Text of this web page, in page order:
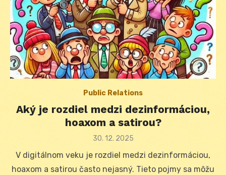
Public Relations
Aký je rozdiel medzi dezinformáciou,
hoaxom a satirou?
Posted
30. 12. 2025
V digitálnom veku je rozdiel medzi dezinformáciou,
hoaxom a satirou často nejasný. Tieto pojmy sa môžu